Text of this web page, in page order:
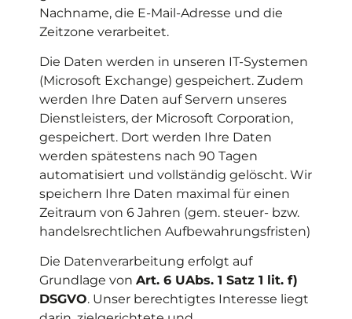
Nachname, die E-Mail-Adresse und die
Zeitzone verarbeitet.
Die Daten werden in unseren IT-Systemen
(Microsoft Exchange) gespeichert. Zudem
werden Ihre Daten auf Servern unseres
Dienstleisters, der Microsoft Corporation,
gespeichert. Dort werden Ihre Daten
werden spätestens nach 90 Tagen
automatisiert und vollständig gelöscht. Wir
speichern Ihre Daten maximal für einen
Zeitraum von 6 Jahren (gem. steuer- bzw.
handelsrechtlichen Aufbewahrungsfristen)
Die Datenverarbeitung erfolgt auf
Grundlage von Art. 6 UAbs. 1 Satz 1 lit. f)
DSGVO. Unser berechtigtes Interesse liegt